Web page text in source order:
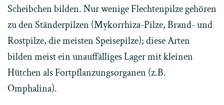
Scheibchen bilden. Nur wenige Flechtenpilze gehören
zu den Ständerpilzen (Mykorrhiza-Pilze, Brand- und
Rostpilze, die meisten Speisepilze); diese Arten
bilden meist ein unauffälliges Lager mit kleinen
Hütchen als Fortpflanzungsorganen (z.B.
Omphalina).